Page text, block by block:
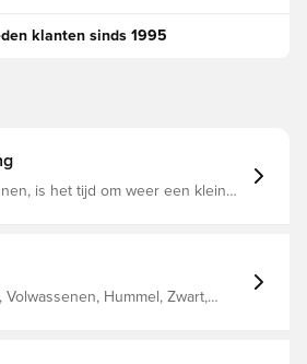
klanten sinds 1995
is het tijd om weer een klein
logo is in groot formaat op
Volwassenen, Hummel, Zwart,